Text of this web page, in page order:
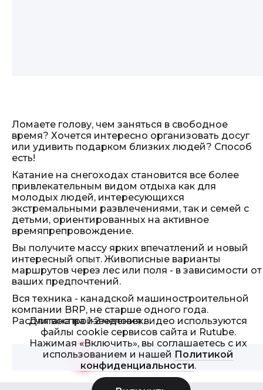
Ломаете голову, чем заняться в свободное
время? Хочется интересно организовать досуг
или удивить подарком близких людей? Способ
есть!
Катание на снегоходах становится все более
привлекательным видом отдыха как для
молодых людей, интересующихся
экстремальными развлечениями, так и семей с
детьми, ориентированных на активное
времяпрепровождение.
Вы получите массу ярких впечатлений и новый
интересный опыт. Живописные варианты
маршрутов через лес или поля - в зависимости от
ваших предпочтений.
Вся техника - канадской машиностроительной
компании BRP, не старше одного года.
Рассчитана на 1-2 человек.
Смотреть видео>
Для воспроизведения видео используются
файлы cookie сервисов сайта и Rutube.
Нажимая «Включить», вы соглашаетесь с их
использованием и нашей Политикой
конфиденциальности.